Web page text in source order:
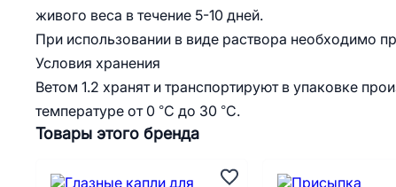
живого веса в течение 5-10 дней.
При использовании в виде раствора необходимо
Условия хранения
Ветом 1.2 хранят и транспортируют в упаковке
температуре от 0 °C до 30 °C.
Товары этого бренда